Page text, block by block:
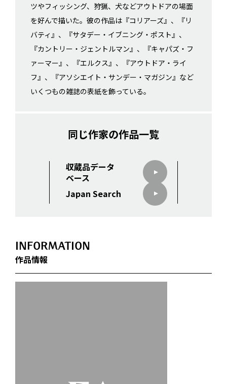
ツやフィッシング、狩猟、犬などアウトドアの場面
を好んで描いた。彼の作品は『コリアーズ』、『リ
バティ』、『サタデー・イブニング・ポスト』、
『カントリー・ジェントルマン』、『キャパズ・フ
ァーマー』、『エルクス』、『アウトドア・ライ
フ』、『アソシエイト・サンデー・マガジン』など
いくつもの雑誌の表紙を飾っている。
同じ作家の作品一覧
収蔵品データ
ベース
Japan Search
INFORMATION
作品情報